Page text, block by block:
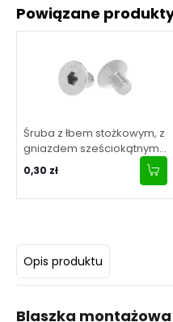
Powiązane
Śruba z łbem stożkowym, z
gniazdem sześciokątnym
M6x10 DIN 7991 AISI 304
0,30 zł
Opis produktu
Blaszka